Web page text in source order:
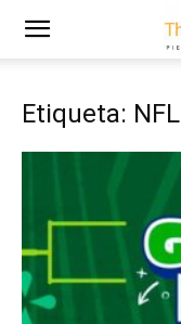
Etiqueta: NFL